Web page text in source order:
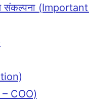
आणि संकल्पना
COO)